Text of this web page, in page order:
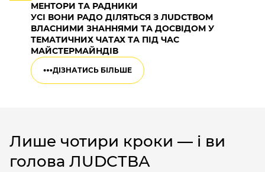
МЕНТОРИ ТА РАДНИКИ
УСІ ВОНИ РАДО ДІЛЯТЬСЯ З ЛUDCТВОМ
ВЛАСНИМИ ЗНАННЯМИ ТА ДОСВІДОМ У
ТЕМАТИЧНИХ ЧАТАХ ТА ПІД ЧАС
МАЙСТЕРМАЙНДІВ
ДІЗНАТИСЬ БІЛЬШЕ
Лише чотири кроки — і ви
голова ЛUDCТВА